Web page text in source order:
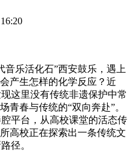
蓝海中国 新兵请入列
年世界杯 2026年冬奥会
生活体育大会 体育江湖
生态环境
音乐活化石”西安鼓乐，遇上
产生怎样的化学反应？近
这里没有传统非遗保护中常
青春与传统的“双向奔赴”。
平台，从高校课堂的活态传
高校正在探索出一条传统文
径。